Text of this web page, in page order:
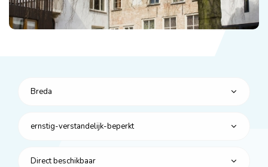
Breda
ernstig-verstandelijk-beperkt
Direct beschikbaar